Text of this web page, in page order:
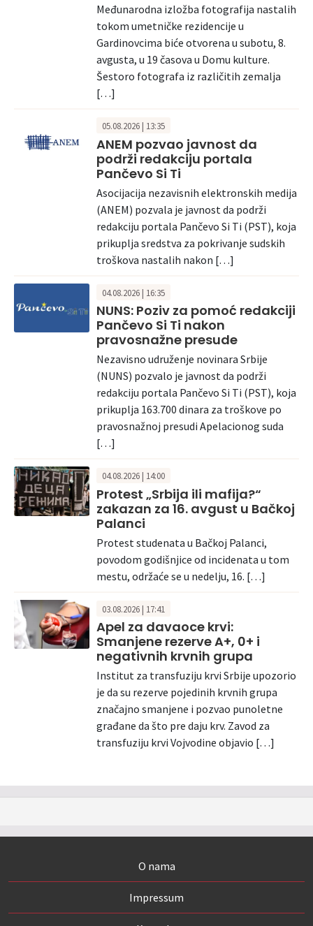
Međunarodna izložba fotografija nastalih
tokom umetničke rezidencije u
Gardinovcima biće otvorena u subotu, 8.
avgusta, u 19 časova u Domu kulture.
Šestoro fotografa iz različitih zemalja
[…]
05.08.2026 | 13:35
ANEM pozvao javnost da
podrži redakciju portala
Pančevo Si Ti
Asocijacija nezavisnih elektronskih medija
(ANEM) pozvala je javnost da podrži
redakciju portala Pančevo Si Ti (PST), koja
prikuplja sredstva za pokrivanje sudskih
troškova nastalih nakon […]
04.08.2026 | 16:35
NUNS: Poziv za pomoć redakciji
Pančevo Si Ti nakon
pravosnažne presude
Nezavisno udruženje novinara Srbije
(NUNS) pozvalo je javnost da podrži
redakciju portala Pančevo Si Ti (PST), koja
prikuplja 163.700 dinara za troškove po
pravosnažnoj presudi Apelacionog suda
[…]
04.08.2026 | 14:00
Protest „Srbija ili mafija?“
zakazan za 16. avgust u Bačkoj
Palanci
Protest studenata u Bačkoj Palanci,
povodom godišnjice od incidenata u tom
mestu, održaće se u nedelju, 16. […]
03.08.2026 | 17:41
Apel za davaoce krvi:
Smanjene rezerve A+, 0+ i
negativnih krvnih grupa
Institut za transfuziju krvi Srbije upozorio
je da su rezerve pojedinih krvnih grupa
značajno smanjene i pozvao punoletne
građane da što pre daju krv. Zavod za
transfuziju krvi Vojvodine objavio […]
O nama
Impressum